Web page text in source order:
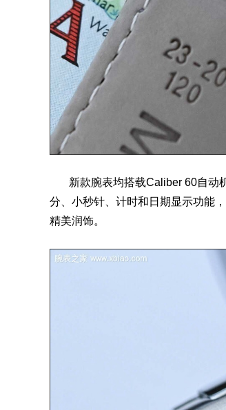
新款腕表均搭载Caliber 60自动
分、小秒针、计时和日期显示功能
精美润饰。